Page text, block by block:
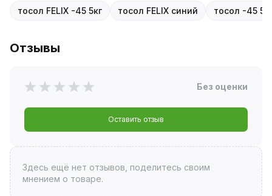
тосол FELIX -45 5кг тосол FELIX синий тосол -45 5л
Отзывы
Без оценки
Оставить отзыв
Здесь ещё нет отзывов, поделитесь своим
мнением о товаре.